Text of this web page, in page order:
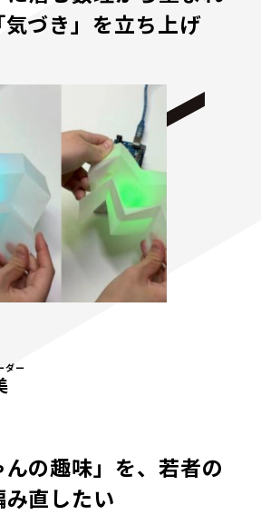
づき」を立ち上げ
ー
んの趣味」を、若者の
直したい